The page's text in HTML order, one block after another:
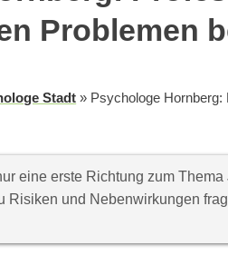
Problemen
Stadt » Psychologe
eine erste Richtung zum
Risiken und Nebenwirkungen